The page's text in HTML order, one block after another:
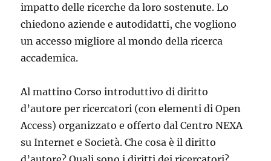
impatto delle ricerche da loro sostenute. Lo
chiedono aziende e autodidatti, che vogliono
un accesso migliore al mondo della ricerca
accademica.
Al mattino Corso introduttivo di diritto
d’autore per ricercatori (con elementi di Open
Access) organizzato e offerto dal Centro NEXA
su Internet e Società. Che cosa è il diritto